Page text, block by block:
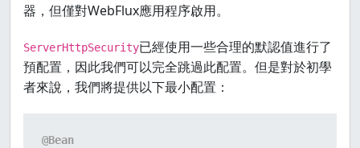
器，但僅對WebFlux應用程序啟用。
ServerHttpSecurity已經使用一些合理的默認值進行了
預配置，因此我們可以完全跳過此配置。但是對於初學
者來說，我們將提供以下最小配置：
@Bean